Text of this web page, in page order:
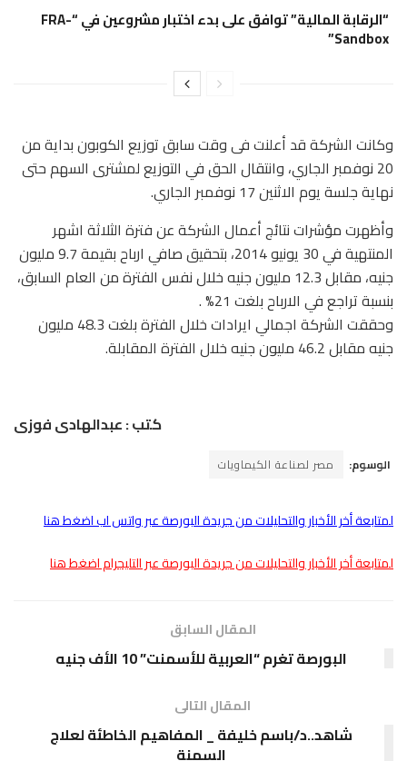
“الرقابة المالية” توافق على بدء اختبار مشروعين في “FRA-
Sandbox”
وكانت الشركة قد أعلنت فى وقت سابق توزيع الكوبون بداية من
20 نوفمبر الجاري، وانتقال الحق في التوزيع لمشترى السهم حتى
نهاية جلسة يوم الاثنين 17 نوفمبر الجاري.
وأظهرت مؤشرات نتائج أعمال الشركة عن فترة الثلاثة اشهر
المنتهية في 30 يونيو 2014، بتحقيق صافي ارباح بقيمة 9.7 مليون
جنيه، مقابل 12.3 مليون جنيه خلال نفس الفترة من العام السابق،
بنسبة تراجع في الارباح بلغت 21% .
وحققت الشركة اجمالي ايرادات خلال الفترة بلغت 48.3 مليون
جنيه مقابل 46.2 مليون جنيه خلال الفترة المقابلة.
كتب : عبدالهادى فوزى
الوسوم: مصر لصناعة الكيماويات
لمتابعة أخر الأخبار والتحليلات من جريدة البورصة عبر واتس اب اضغط هنا
لمتابعة أخر الأخبار والتحليلات من جريدة البورصة عبر التليجرام اضغط هنا
المقال السابق
البورصة تغرم “العربية للأسمنت” 10 الأف جنيه
المقال التالى
شاهد..د/باسم خليفة _ المفاهيم الخاطئة لعلاج
السمنة